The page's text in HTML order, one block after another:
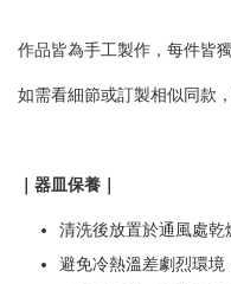
作品皆為手工製作，每件皆獨
如需看細節或訂製相似同款
｜器皿保養｜
清洗後放置於通風處乾
避免冷熱溫差劇烈環境